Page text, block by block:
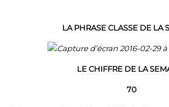
LA PHRASE CLASSE DE LA
LE CHIFFRE DE LA
70